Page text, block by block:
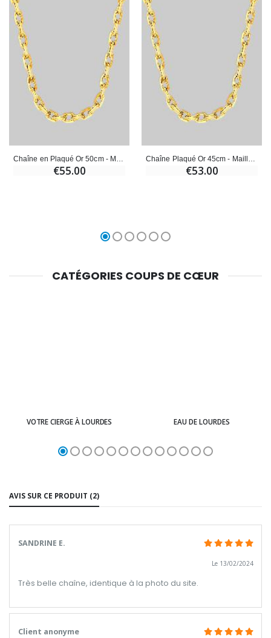
€55.00 €53.00
CATÉGORIES COUPS DE CŒUR
VOTRE CIERGE À LOURDES EAU DE LOURDES
AVIS SUR CE PRODUIT (2)
SANDRINE E.
Le 13/02/2024
Très belle chaîne, identique à la photo du site.
Client anonyme